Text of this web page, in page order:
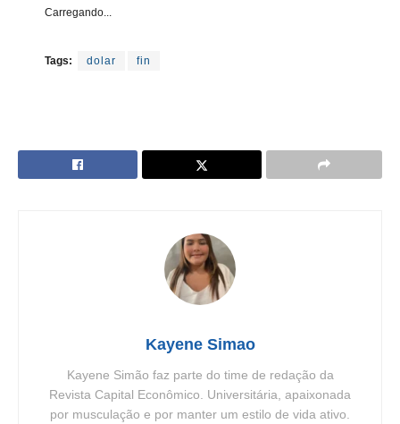
Carregando...
Tags: dolar fin
Kayene Simao
Kayene Simão faz parte do time de redação da
Revista Capital Econômico. Universitária, apaixonada
por musculação e por manter um estilo de vida ativo.